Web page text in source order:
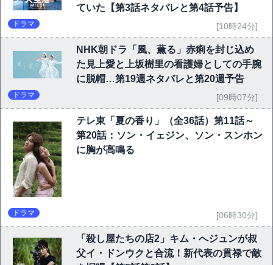
ていた【第3話ネタバレと第4話予告】
ドラマ [10時24分]
NHK朝ドラ「風、薫る」赤痢を封じ込め
た見上愛と上坂樹里の看護婦としての手腕
に脱帽…第19週ネタバレと第20週予告
ドラマ [09時07分]
テレ東「夏の香り」（全36話）第11話～
第20話：ソン・イェジン、ソン・スンホン
に胸が高鳴る
ドラマ [06時30分]
「殺し屋たちの店2」キム・へジュンが叔
父イ・ドンウクと合流！新代表の貫禄で敵